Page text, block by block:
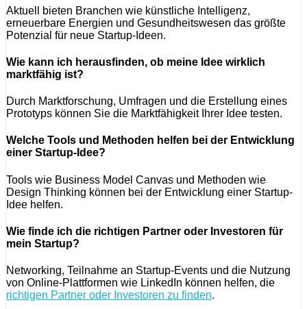
Aktuell bieten Branchen wie künstliche Intelligenz,
erneuerbare Energien und Gesundheitswesen das größte
Potenzial für neue Startup-Ideen.
Wie kann ich herausfinden, ob meine Idee wirklich
marktfähig ist?
Durch Marktforschung, Umfragen und die Erstellung eines
Prototyps können Sie die Marktfähigkeit Ihrer Idee testen.
Welche Tools und Methoden helfen bei der Entwicklung
einer Startup-Idee?
Tools wie Business Model Canvas und Methoden wie
Design Thinking können bei der Entwicklung einer Startup-
Idee helfen.
Wie finde ich die richtigen Partner oder Investoren für
mein Startup?
Networking, Teilnahme an Startup-Events und die Nutzung
von Online-Plattformen wie LinkedIn können helfen, die
richtigen Partner oder Investoren zu finden.